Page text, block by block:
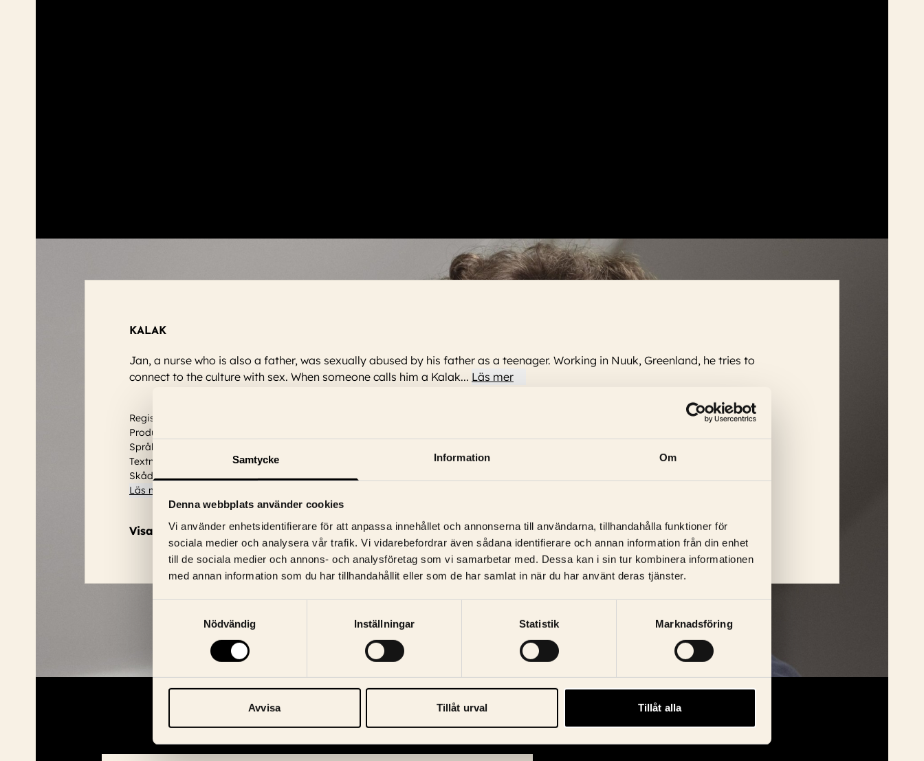
Samtycke Information Om
Denna webbplats använder cookies
Vi använder enhetsidentifierare för att anpassa innehållet och annonserna till användarna, tillhandahålla funktioner för
sociala medier och analysera vår trafik. Vi vidarebefordrar även sådana identifierare och annan information från din enhet
till de sociala medier och annons- och analysföretag som vi samarbetar med. Dessa kan i sin tur kombinera informationen
med annan information som du har tillhandahållit eller som de har samlat in när du har använt deras tjänster.
Nödvändig
Inställningar Statistik Marknadsföring
Avvisa Tillåt urval Tillåt alla
KALAK
Jan, a nurse who is also a father, was sexually abused by his father as a teenager. Working in Nuuk, Greenland, he tries to
connect to the culture with sex. When someone calls him a Kalak... Läs mer
Regissör: Isabella Eklöf
Produktionsår: 2024
Språk: Engelska
Textning: Svensk
Skådespelare:Asta August, Emil Johnsen, Berda Larsen, Connie Kristoffersen, Vigga Tukula, Soren Hellerup, Allie Maggie Kvist, Bertram
Läs mer
Visa trailer